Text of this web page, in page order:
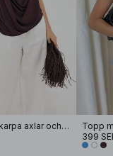
Topp med skarpa axlar och drapering
399